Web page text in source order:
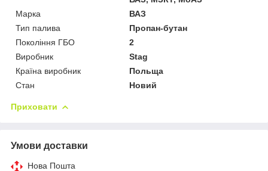
Марка
ВАЗ
Тип палива
Пропан-бутан
Покоління ГБО
2
Виробник
Stag
Країна виробник
Польща
Стан
Новий
Приховати
Умови доставки
Нова Пошта